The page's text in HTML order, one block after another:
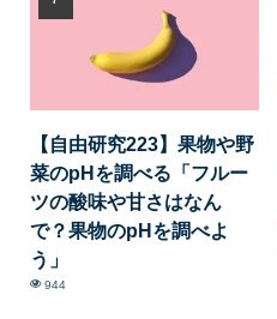
【自由研究223】果物や野
菜のpHを調べる「フルー
ツの酸味や甘さはなん
で？果物のpHを調べよ
う」
944